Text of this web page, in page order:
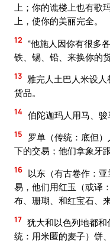
上；你的谯楼上也有歌
上，使你的美丽完全。
12
“他施人因你有很多
铁、锡、铅、来换你的货
13 雅完人土巴人米设
货品。
14 伯陀迦玛人用马、骏
15
罗单（传统：底但
下的交易；他们拿象牙
16 以东（有古卷作：
易，他们用红玉（或译
布、珊瑚、和红宝石、
17 犹大和以色列地都
统：用米匿的麦子）饼